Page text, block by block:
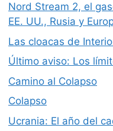
Nord Stream 2, el
EE. UU., Rusia y
Las cloacas de
Último aviso: Los
Camino al Colapso
Colapso
Ucrania: El año del